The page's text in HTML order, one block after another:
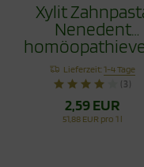
Xylit
Nenedent
50ml
Lieferzeit:1-4 Tage
(3)
2,59 EUR
51,88 EUR pro 1 l